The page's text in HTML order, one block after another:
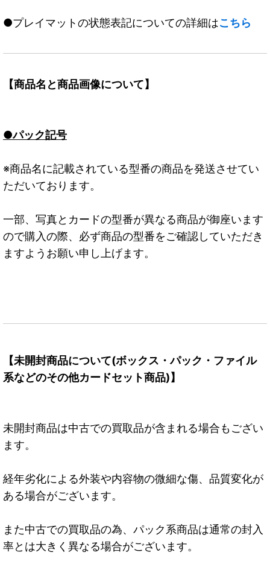
●プレイマットの状態表記についての詳細はこちら
【商品名と商品画像について】
●パック記号
※商品名に記載されている型番の商品を発送させてい
ただいております。
一部、写真とカードの型番が異なる商品が御座います
ので購入の際、必ず商品の型番をご確認していただき
ますようお願い申し上げます。
【未開封商品について(ボックス・パック・ファイル
系などのその他カードセット商品)】
未開封商品は中古での買取品が含まれる場合もござい
ます。
経年劣化による外装や内容物の微細な傷、品質変化が
ある場合がございます。
また中古での買取品の為、パック系商品は通常の封入
率とは大きく異なる場合がございます。